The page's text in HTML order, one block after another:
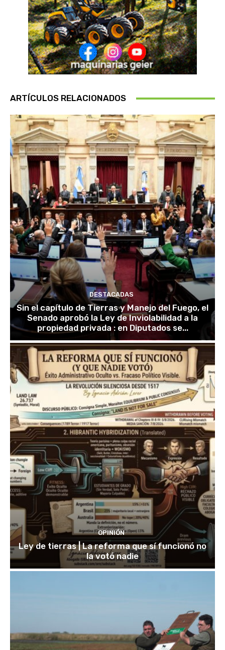
ARTÍCULOS RELACIONADOS
DESTACADAS
Sin el capítulo de Tierras y Manejo del Fuego, el
Senado aprobó la Ley de Inviolabilidad a la
propiedad privada : en Diputados se...
OPINIÓN
Ley de tierras | La reforma que sí funcionó no
la votó nadie